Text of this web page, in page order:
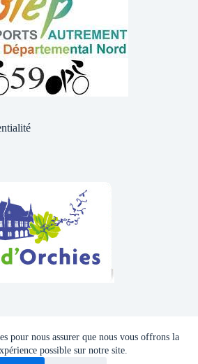
pour nous assurer que nous vous offrons la
possible sur notre site.
Tél : 06 81 41 39 09